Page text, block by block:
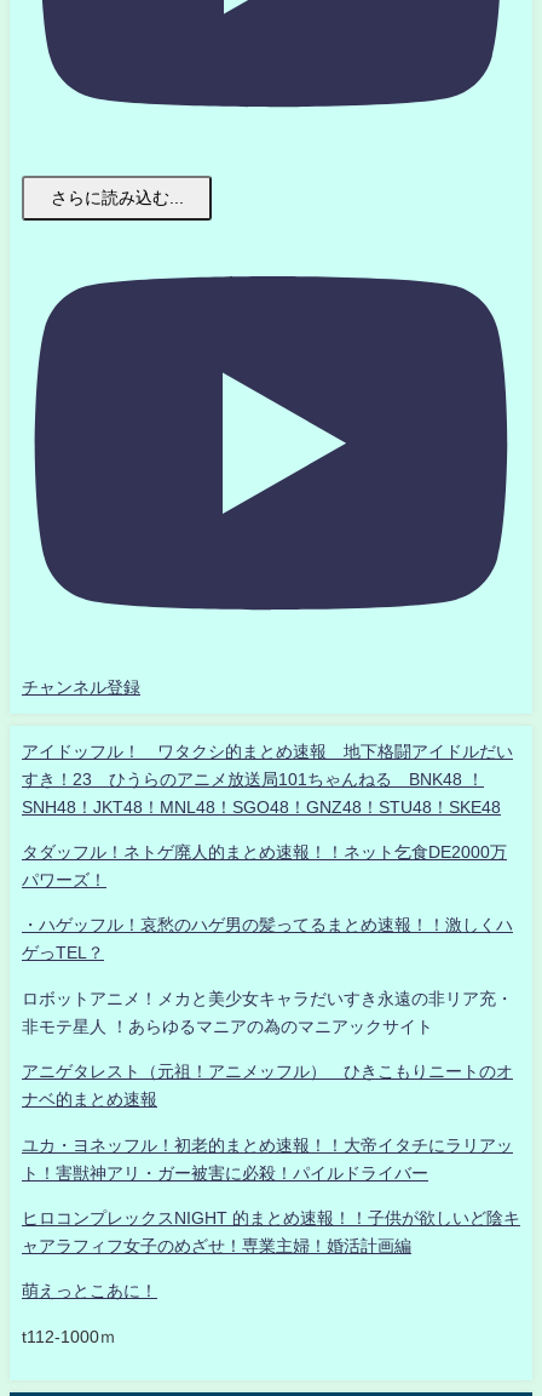
さらに読み込む...
チャンネル登録
アイドッフル！ ワタクシ的まとめ速報 地下格闘アイドルだい
すき！23 ひうらのアニメ放送局101ちゃんねる BNK48 ！
SNH48！JKT48！MNL48！SGO48！GNZ48！STU48！SKE48
タダッフル！ネトゲ廃人的まとめ速報！！ネット乞食DE2000万
パワーズ！
・ハゲッフル！哀愁のハゲ男の髪ってるまとめ速報！！激しくハ
ゲっTEL？
ロボットアニメ！メカと美少女キャラだいすき永遠の非リア充・
非モテ星人 ！あらゆるマニアの為のマニアックサイト
アニゲタレスト（元祖！アニメッフル） ひきこもりニートのオ
ナベ的まとめ速報
ユカ・ヨネッフル！初老的まとめ速報！！大帝イタチにラリアッ
ト！害獣神アリ・ガー被害に必殺！パイルドライバー
ヒロコンプレックスNIGHT 的まとめ速報！！子供が欲しいど陰キ
ャアラフィフ女子のめざせ！専業主婦！婚活計画編
萌えっとこあに！
t112-1000ｍ